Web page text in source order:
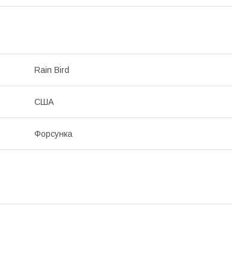
Rain Bird
США
Форсунка